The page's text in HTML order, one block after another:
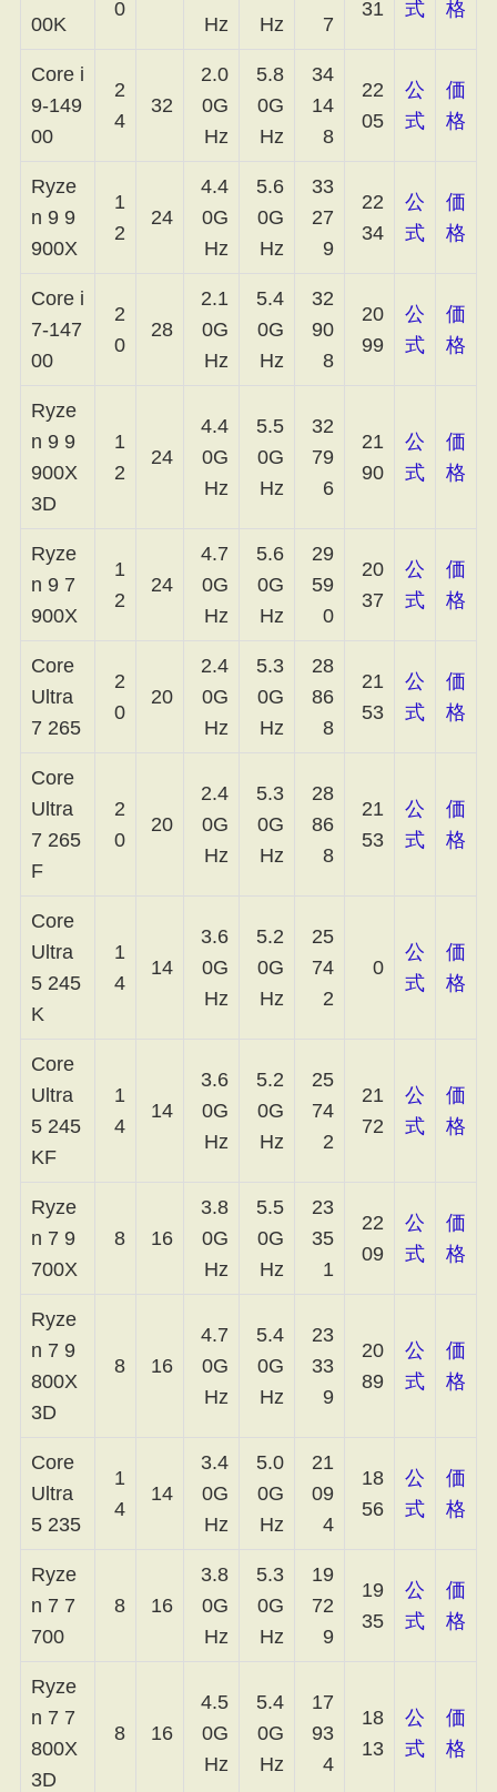
00K
0
Hz
Hz
7
31 式 格
Core i
9-149
00
2
4
32
2.0
0G
Hz
5.8
0G
Hz
34
14
8
22
05
公
式
価
格
Ryze
n 9 9
900X
1
2
24
4.4
0G
Hz
5.6
0G
Hz
33
27
9
22
34
公
式
価
格
Core i
7-147
00
2
0
28
2.1
0G
Hz
5.4
0G
Hz
32
90
8
20
99
公
式
価
格
Ryze
n 9 9
900X
3D
1
2
24
4.4
0G
Hz
5.5
0G
Hz
32
79
6
21
90
公
式
価
格
Ryze
n 9 7
900X
1
2
24
4.7
0G
Hz
5.6
0G
Hz
29
59
0
20
37
公
式
価
格
Core
Ultra
7 265
2
0
20
2.4
0G
Hz
5.3
0G
Hz
28
86
8
21
53
公
式
価
格
Core
Ultra
7 265
F
2
0
20
2.4
0G
Hz
5.3
0G
Hz
28
86
8
21
53
公
式
価
格
Core
Ultra
5 245
K
1
4
14
3.6
0G
Hz
5.2
0G
Hz
25
74
2
0
公
式
価
格
Core
Ultra
5 245
KF
1
4
14
3.6
0G
Hz
5.2
0G
Hz
25
74
2
21
72
公
式
価
格
Ryze
n 7 9
700X
8 16
3.8
0G
Hz
5.5
0G
Hz
23
35
1
22
09
公
式
価
格
Ryze
n 7 9
800X
3D
8 16
4.7
0G
Hz
5.4
0G
Hz
23
33
9
20
89
公
式
価
格
Core
Ultra
5 235
1
4
14
3.4
0G
Hz
5.0
0G
Hz
21
09
4
18
56
公
式
価
格
Ryze
n 7 7
700
8 16
3.8
0G
Hz
5.3
0G
Hz
19
72
9
19
35
公
式
価
格
Ryze
n 7 7
800X
3D
8 16
4.5
0G
Hz
5.4
0G
Hz
17
93
4
18
13
公
式
価
格